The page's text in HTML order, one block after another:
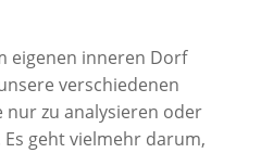
eigenen inneren Dorf
verschiedenen
zu analysieren oder
geht vielmehr darum,